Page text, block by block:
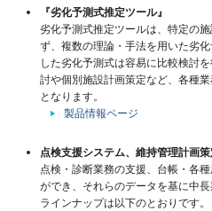
『劣化予測式推定ツール』
劣化予測式推定ツールは、特定の
ず、複数の理論・手法を用いた劣
した劣化予測式は容易に比較検討
討や個別施設計画策定など、各種
となります。
製品情報ページ
点検支援システム、維持管理計画
点検・診断業務の支援、台帳・各
ができ、それらのデータを基に中
ラインナップは以下のとおりです。